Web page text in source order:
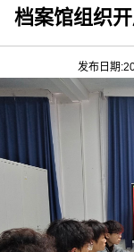
档案馆组织
发布日期